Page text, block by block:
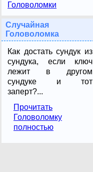
Головоломки
Случайная
Головоломка
Как достать сундук из
сундука, если ключ
лежит в другом
сундуке и тот
заперт?...
Прочитать
Головоломку
полностью